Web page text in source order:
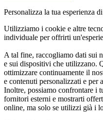
Personalizza la tua esperienza
Utilizziamo i cookie e altre
individuale per offrirti
A tal fine, raccogliamo dati sui
e sui dispositivi che utilizzano.
ottimizzare continuamente il
e contenuti personalizzati e per
Inoltre, possiamo confrontare i
fornitori esterni e mostrarti
online, ma solo se utilizzi già i